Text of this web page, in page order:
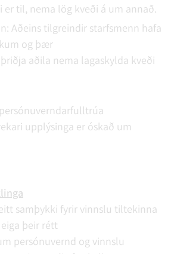
er til, nema lög kveði á um annað.
Aðeins tilgreindir starfsmenn hafa
og þær
aðila nema lagaskylda kveði
upplýsinga er óskað um
samþykki fyrir vinnslu tiltekinna
þeir rétt
persónuvernd og vinnslu